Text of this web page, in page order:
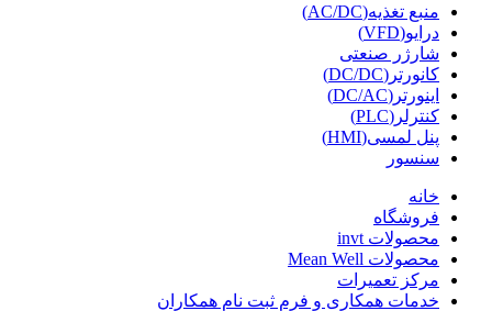
منبع تغذیه(AC/DC)
درایو(VFD)
شارژر صنعتی
کانورتر(DC/DC)
اینورتر(DC/AC)
کنترلر(PLC)
پنل لمسی(HMI)
سنسور
خانه
فروشگاه
محصولات invt
محصولات Mean Well
مرکز تعمیرات
خدمات همکاری و فرم ثبت نام همکاران